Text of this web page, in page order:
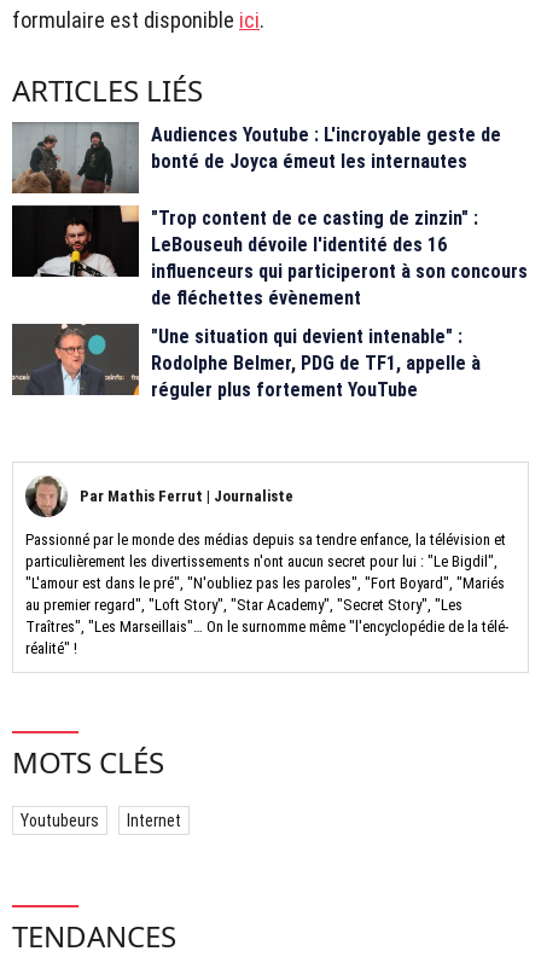
formulaire est disponible ici.
ARTICLES LIÉS
Audiences Youtube : L'incroyable geste de
bonté de Joyca émeut les internautes
"Trop content de ce casting de zinzin" :
LeBouseuh dévoile l'identité des 16
influenceurs qui participeront à son concours
de fléchettes évènement
"Une situation qui devient intenable" :
Rodolphe Belmer, PDG de TF1, appelle à
réguler plus fortement YouTube
Par Mathis Ferrut | Journaliste
Passionné par le monde des médias depuis sa tendre enfance, la télévision et
particulièrement les divertissements n'ont aucun secret pour lui : "Le Bigdil",
"L'amour est dans le pré", "N'oubliez pas les paroles", "Fort Boyard", "Mariés
au premier regard", "Loft Story", "Star Academy", "Secret Story", "Les
Traîtres", "Les Marseillais"… On le surnomme même "l'encyclopédie de la télé-
réalité" !
MOTS CLÉS
Youtubeurs Internet
TENDANCES